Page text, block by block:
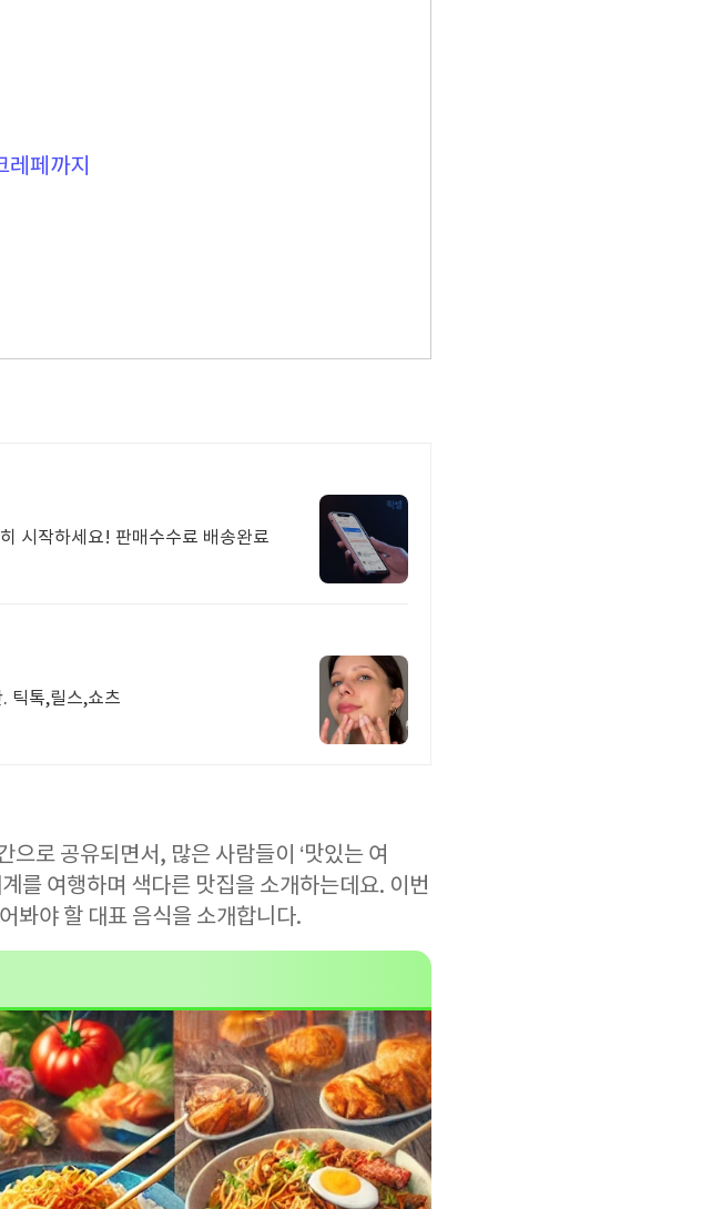
레페까지
시작하세요! 판매수수료 배송완료
틱톡,릴스,쇼츠
로 공유되면서, 많은 사람들이 ‘맛있는 여
를 여행하며 색다른 맛집을 소개하는데요. 이번
봐야 할 대표 음식을 소개합니다.